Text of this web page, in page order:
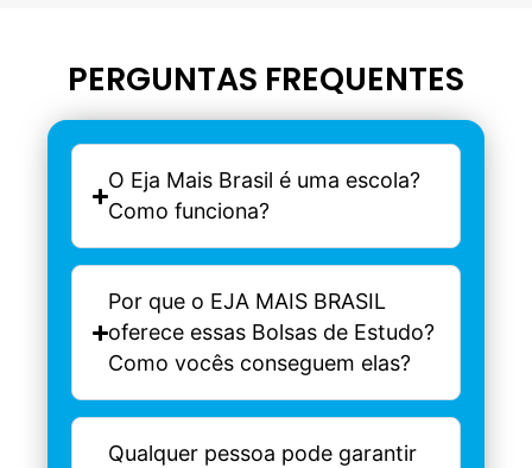
PERGUNTAS FREQUENTES
O Eja Mais Brasil é uma escola?
Como funciona?
Por que o EJA MAIS BRASIL
oferece essas Bolsas de Estudo?
Como vocês conseguem elas?
Qualquer pessoa pode garantir